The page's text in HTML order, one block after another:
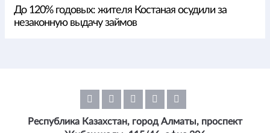
До 120% годовых: жителя Костаная осудили за
незаконную выдачу займов
Республика Казахстан, город Алматы, проспект